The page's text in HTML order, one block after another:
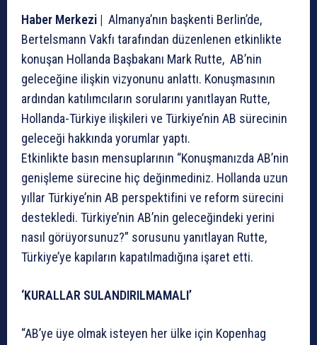
Haber Merkezi | Almanya’nın başkenti Berlin’de,
Bertelsmann Vakfı tarafından düzenlenen etkinlikte
konuşan Hollanda Başbakanı Mark Rutte, AB’nin
geleceğine ilişkin vizyonunu anlattı. Konuşmasının
ardından katılımcıların sorularını yanıtlayan Rutte,
Hollanda-Türkiye ilişkileri ve Türkiye’nin AB sürecinin
geleceği hakkında yorumlar yaptı.
Etkinlikte basın mensuplarının “Konuşmanızda AB’nin
genişleme sürecine hiç değinmediniz. Hollanda uzun
yıllar Türkiye’nin AB perspektifini ve reform sürecini
destekledi. Türkiye’nin AB’nin geleceğindeki yerini
nasıl görüyorsunuz?” sorusunu yanıtlayan Rutte,
Türkiye’ye kapıların kapatılmadığına işaret etti.
‘KURALLAR SULANDIRILMAMALI’
“AB’ye üye olmak isteyen her ülke için Kopenhag